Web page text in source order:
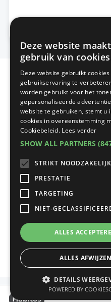
Mis
Ontvang onze wekelijkse
E-
mail
Deze website maakt
gebruik van
Deze website gebruikt
gebruikservaring te
worden gebruikt voor het
gepersonaliseerde
website te gebruiken, stemt u
cookies in overeenstemming
Cookiebeleid. Lees verder
SHOW ALL PARTNERS
STRIKT NOODZAKELIJK
PRESTATIE
TARGETING
NIET-
ALLES
ALLES AFWIJZEN
DETAILS
POWERED BY